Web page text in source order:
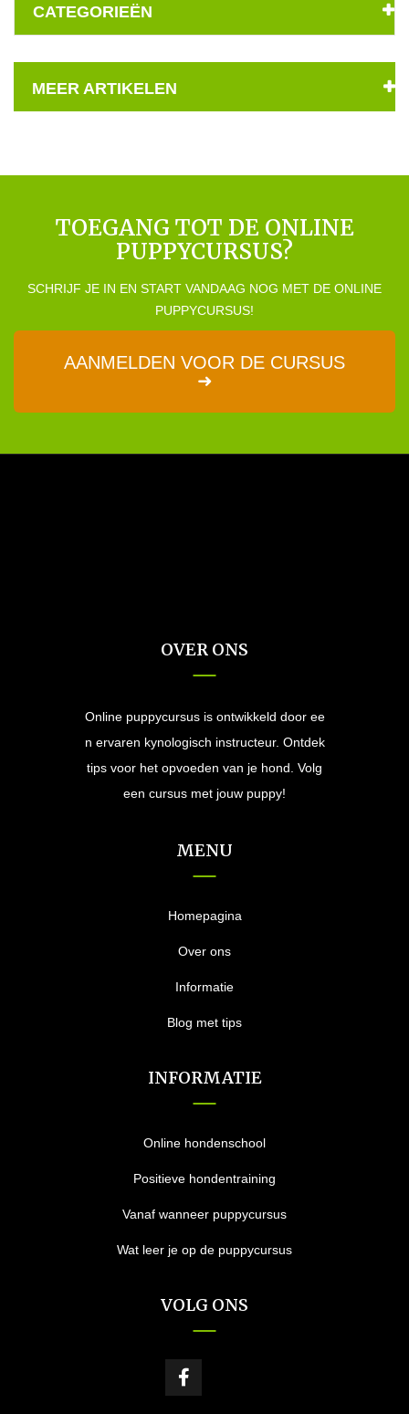
CATEGORIEËN
MEER ARTIKELEN
TOEGANG TOT DE ONLINE
PUPPYCURSUS?
SCHRIJF JE IN EN START VANDAAG NOG MET DE ONLINE
PUPPYCURSUS!
AANMELDEN VOOR DE CURSUS
➜
OVER ONS
Online puppycursus is ontwikkeld door ee
n ervaren kynologisch instructeur. Ontdek
tips voor het opvoeden van je hond. Volg
een cursus met jouw puppy!
MENU
Homepagina
Over ons
Informatie
Blog met tips
INFORMATIE
Online hondenschool
Positieve hondentraining
Vanaf wanneer puppycursus
Wat leer je op de puppycursus
VOLG ONS